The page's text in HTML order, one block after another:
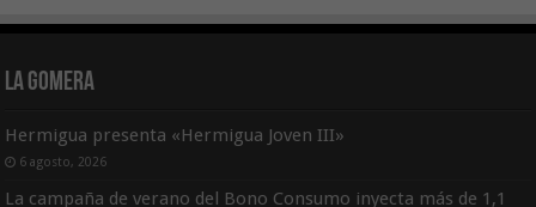
La Gomera
Hermigua presenta «Hermigua Joven III»
6 agosto, 2026
La campaña de verano del Bono Consumo inyecta más de 1,1